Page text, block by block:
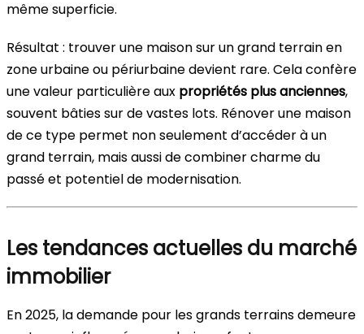
même superficie.
Résultat : trouver une maison sur un grand terrain en
zone urbaine ou périurbaine devient rare. Cela confère
une valeur particulière aux propriétés plus anciennes,
souvent bâties sur de vastes lots. Rénover une maison
de ce type permet non seulement d’accéder à un
grand terrain, mais aussi de combiner charme du
passé et potentiel de modernisation.
Les tendances actuelles du marché
immobilier
En 2025, la demande pour les grands terrains demeure